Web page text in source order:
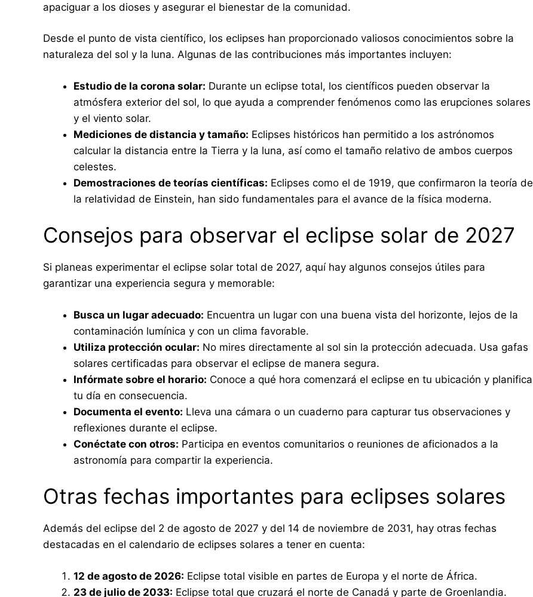
apaciguar a los dioses y asegurar el bienestar de la comunidad.
Desde el punto de vista científico, los eclipses han proporcionado valiosos conocimientos sobre la
naturaleza del sol y la luna. Algunas de las contribuciones más importantes incluyen:
Estudio de la corona solar: Durante un eclipse total, los científicos pueden observar la
atmósfera exterior del sol, lo que ayuda a comprender fenómenos como las erupciones solares
y el viento solar.
Mediciones de distancia y tamaño: Eclipses históricos han permitido a los astrónomos
calcular la distancia entre la Tierra y la luna, así como el tamaño relativo de ambos cuerpos
celestes.
Demostraciones de teorías científicas: Eclipses como el de 1919, que confirmaron la teoría de
la relatividad de Einstein, han sido fundamentales para el avance de la física moderna.
Consejos para observar el eclipse solar de 2027
Si planeas experimentar el eclipse solar total de 2027, aquí hay algunos consejos útiles para
garantizar una experiencia segura y memorable:
Busca un lugar adecuado: Encuentra un lugar con una buena vista del horizonte, lejos de la
contaminación lumínica y con un clima favorable.
Utiliza protección ocular: No mires directamente al sol sin la protección adecuada. Usa gafas
solares certificadas para observar el eclipse de manera segura.
Infórmate sobre el horario: Conoce a qué hora comenzará el eclipse en tu ubicación y planifica
tu día en consecuencia.
Documenta el evento: Lleva una cámara o un cuaderno para capturar tus observaciones y
reflexiones durante el eclipse.
Conéctate con otros: Participa en eventos comunitarios o reuniones de aficionados a la
astronomía para compartir la experiencia.
Otras fechas importantes para eclipses solares
Además del eclipse del 2 de agosto de 2027 y del 14 de noviembre de 2031, hay otras fechas
destacadas en el calendario de eclipses solares a tener en cuenta:
12 de agosto de 2026: Eclipse total visible en partes de Europa y el norte de África.
23 de julio de 2033: Eclipse total que cruzará el norte de Canadá y parte de Groenlandia.